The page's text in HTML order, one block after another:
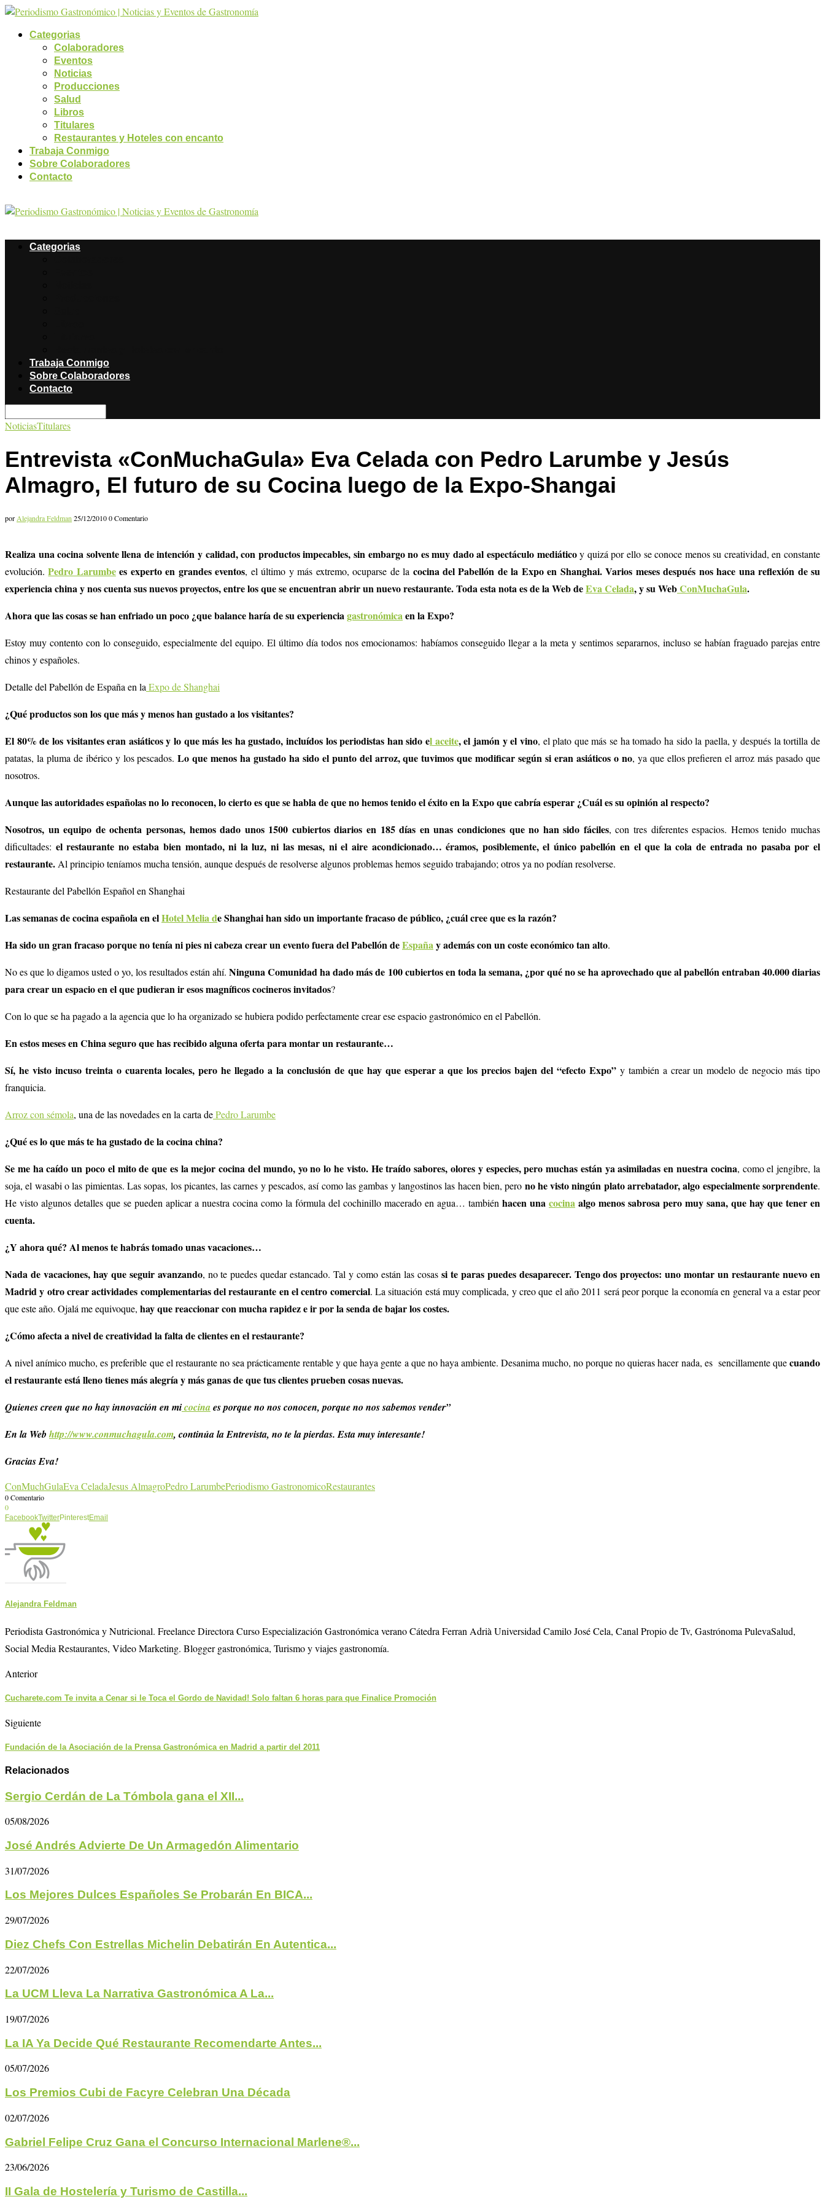
Categorias
Colaboradores
Eventos
Noticias
Producciones
Salud
Libros
Titulares
Restaurantes y Hoteles con encanto
Trabaja Conmigo
Sobre Colaboradores
Contacto
Categorias
Trabaja Conmigo
Sobre Colaboradores
Contacto
NoticiasTitulares
Entrevista «ConMuchaGula» Eva Celada con Pedro Larumbe y Jesús
Almagro, El futuro de su Cocina luego de la Expo-Shangai
porAlejandra Feldman25/12/20100 Comentario
Realiza una cocina solvente llena de intención y calidad, con productos impecables, sin embargo no es muy dado al espectáculo mediáticoy quizá por ello se conoce menos su creatividad, en constante
evolución.Pedro Larumbees experto en grandes eventos, el último y más extremo, ocuparse de la cocina del Pabellón de la Expo en Shanghai. Varios meses después nos hace una reflexión de su
experiencia china y nos cuenta sus nuevos proyectos, entre los que se encuentran abrir un nuevo restaurante. Toda esta nota es de la Web deEva Celada, y su WebConMuchaGula.
Ahora que las cosas se han enfriado un poco ¿que balance haría de su experienciagastronómicaen la Expo?
Estoy muy contento con lo conseguido, especialmente del equipo. El último día todos nos emocionamos: habíamos conseguido llegar a la meta y sentimos separarnos, incluso se habían fraguado parejas entre
chinos y españoles.
Detalle del Pabellón de España en laExpo de Shanghai
¿Qué productos son los que más y menos han gustado a los visitantes?
El 80% de los visitantes eran asiáticos y lo que más les ha gustado, incluídos los periodistas han sido el aceite, el jamón y el vino, el plato que más se ha tomado ha sido la paella, y después la tortilla de
patatas, la pluma de ibérico y los pescados.Lo que menos ha gustado ha sido el punto del arroz, que tuvimos que modificar según si eran asiáticos o no, ya que ellos prefieren el arroz más pasado que
nosotros.
Aunque las autoridades españolas no lo reconocen, lo cierto es que se habla de que no hemos tenido el éxito en la Expo que cabría esperar ¿Cuál es su opinión al respecto?
Nosotros, un equipo de ochenta personas, hemos dado unos 1500 cubiertos diarios en 185 días en unas condiciones que no han sido fáciles, con tres diferentes espacios. Hemos tenido muchas
dificultades: el restaurante no estaba bien montado, ni la luz, ni las mesas, ni el aire acondicionado… éramos, posiblemente, el único pabellón en el que la cola de entrada no pasaba por el
restaurante.Al principio teníamos mucha tensión, aunque después de resolverse algunos problemas hemos seguido trabajando; otros ya no podían resolverse.
Restaurante del Pabellón Español en Shanghai
Las semanas de cocina española en elHotel Melia de Shanghai han sido un importante fracaso de público, ¿cuál cree que es la razón?
Ha sido un gran fracaso porque no tenía ni pies ni cabeza crear un evento fuera del Pabellón deEspañay además con un coste económico tan alto.
No es que lo digamos usted o yo, los resultados están ahí.Ninguna Comunidad ha dado más de 100 cubiertos en toda la semana, ¿por qué no se ha aprovechado que al pabellón entraban 40.000 diarias
para crear un espacio en el que pudieran ir esos magníficos cocineros invitados?
Con lo que se ha pagado a la agencia que lo ha organizado se hubiera podido perfectamente crear ese espacio gastronómico en el Pabellón.
En estos meses en China seguro que has recibido alguna oferta para montar un restaurante…
Sí, he visto incuso treinta o cuarenta locales, pero he llegado a la conclusión de que hay que esperar a que los precios bajen del “efecto Expo”y también a crear un modelo de negocio más tipo
franquicia.
Arroz con sémola, una de las novedades en la carta dePedro Larumbe
¿Qué es lo que más te ha gustado de la cocina china?
Se me ha caído un poco el mito de que es la mejor cocina del mundo, yo no lo he visto. He traído sabores, olores y especies, pero muchas están ya asimiladas en nuestra cocina, como el jengibre, la
soja, el wasabi o las pimientas. Las sopas, los picantes, las carnes y pescados, así como las gambas y langostinos las hacen bien, pero no he visto ningún plato arrebatador, algo especialmente sorprendente.
He visto algunos detalles que se pueden aplicar a nuestra cocina como la fórmula del cochinillo macerado en agua… también hacen una cocina algo menos sabrosa pero muy sana, que hay que tener en
cuenta.
¿Y ahora qué? Al menos te habrás tomado unas vacaciones…
Nada de vacaciones, hay que seguir avanzando, no te puedes quedar estancado. Tal y como están las cosas si te paras puedes desaparecer. Tengo dos proyectos: uno montar un restaurante nuevo en
Madrid y otro crear actividades complementarias del restaurante en el centro comercial. La situación está muy complicada, y creo que el año 2011 será peor porque la economía en general va a estar peor
que este año. Ojalá me equivoque, hay que reaccionar con mucha rapidez e ir por la senda de bajar los costes.
¿Cómo afecta a nivel de creatividad la falta de clientes en el restaurante?
A nivel anímico mucho, es preferible que el restaurante no sea prácticamente rentable y que haya gente a que no haya ambiente. Desanima mucho, no porque no quieras hacer nada, es sencillamente quecuando
el restaurante está lleno tienes más alegría y más ganas de que tus clientes prueben cosas nuevas.
Quienes creen que no hay innovación en micocinaes porque no nos conocen, porque no nos sabemos vender”
En la Web http://www.conmuchagula.com, continúa la Entrevista, no te la pierdas. Esta muy interesante!
Gracias Eva!
ConMuchGulaEva CeladaJesus AlmagroPedro LarumbePeriodismo GastronomicoRestaurantes
0 Comentario
0
FacebookTwitterPinterestEmail
Alejandra Feldman
Periodista Gastronómica y Nutricional. Freelance Directora Curso Especialización Gastronómica verano Cátedra Ferran Adrià Universidad Camilo José Cela, Canal Propio de Tv, Gastrónoma PulevaSalud,
Social Media Restaurantes, Video Marketing. Blogger gastronómica, Turismo y viajes gastronomía.
Anterior
Cucharete.com Te invita a Cenar si le Toca el Gordo de Navidad! Solo faltan 6 horas para que Finalice Promoción
Siguiente
Fundación de la Asociación de la Prensa Gastronómica en Madrid a partir del 2011
Relacionados
Sergio Cerdán de La Tómbola gana el XII...
05/08/2026
José Andrés Advierte De Un Armagedón Alimentario
31/07/2026
Los Mejores Dulces Españoles Se Probarán En BICA...
29/07/2026
Diez Chefs Con Estrellas Michelin Debatirán En Autentica...
22/07/2026
La UCM Lleva La Narrativa Gastronómica A La...
19/07/2026
La IA Ya Decide Qué Restaurante Recomendarte Antes...
05/07/2026
Los Premios Cubi de Facyre Celebran Una Década
02/07/2026
Gabriel Felipe Cruz Gana el Concurso Internacional Marlene®...
23/06/2026
II Gala de Hostelería y Turismo de Castilla...